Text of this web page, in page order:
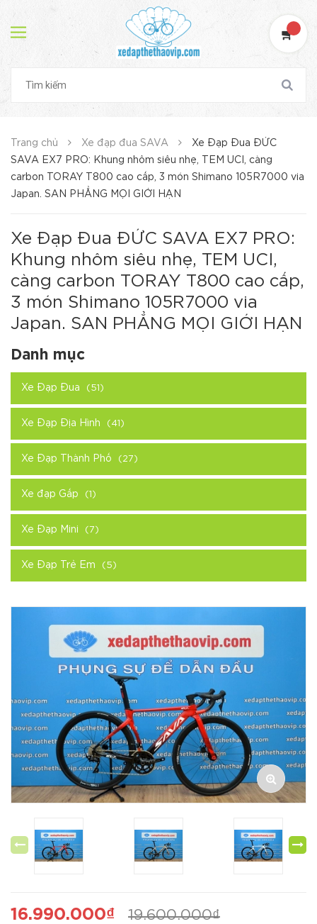
Trang chủ Xe đạp đua SAVA
Xe Đạp Đua ĐỨC
SAVA EX7 PRO: Khung nhôm siêu nhẹ, TEM UCI, càng
carbon TORAY T800 cao cấp, 3 món Shimano 105R7000 via
Japan. SAN PHẲNG MỌI GIỚI HẠN
Xe Đạp Đua ĐỨC SAVA EX7 PRO:
Khung nhôm siêu nhẹ, TEM UCI,
càng carbon TORAY T800 cao cấp,
3 món Shimano 105R7000 via
Japan. SAN PHẲNG MỌI GIỚI HẠN
Danh mục
Xe Đạp Đua (51)
Xe Đạp Địa Hình (41)
Xe Đạp Thành Phố (27)
Xe đạp Gấp (1)
Xe Đạp Mini (7)
Xe Đạp Trẻ Em (5)
16.990.000₫ 19.600.000₫